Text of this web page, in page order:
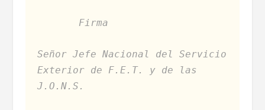
Firma
Señor Jefe Nacional del Servicio
Exterior de F.E.T. y de las
J.O.N.S.